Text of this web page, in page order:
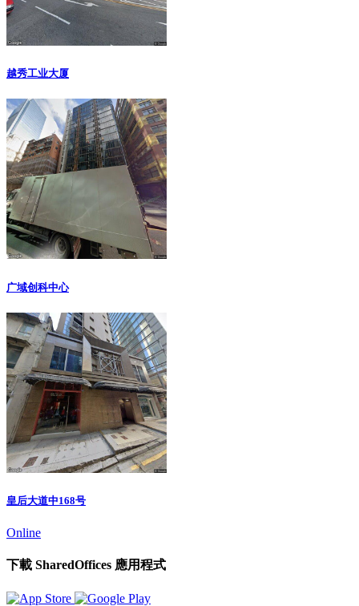
越秀工业大厦
广域创科中心
皇后大道中168号
Online
下載 SharedOffices 應用程式